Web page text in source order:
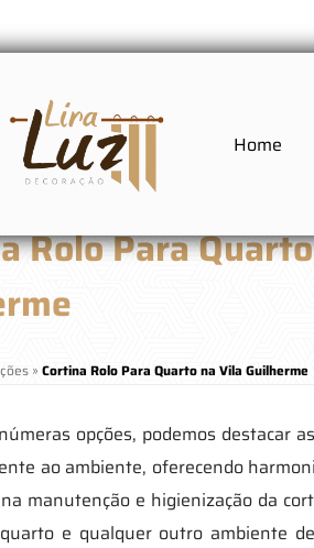
Home
Rolo Para
»Cortina Rolo Para Quarto na Vila Guilherme
opções, podemos destacar
ao ambiente, oferecendo
manutenção e higienização da
e qualquer outro ambiente